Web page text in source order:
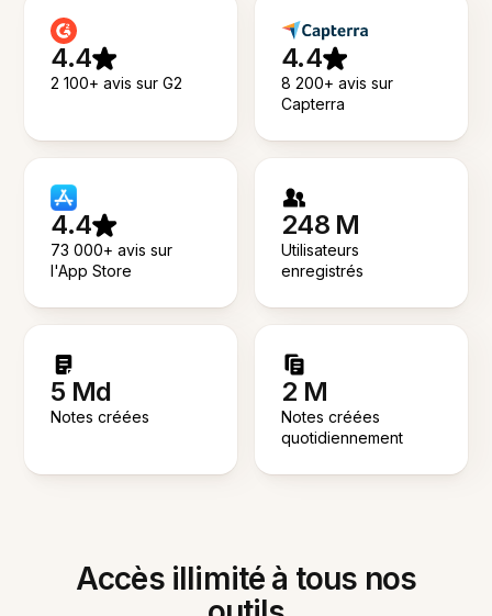
4.4
2 100+ avis sur G2
4.4
8 200+ avis sur
Capterra
4.4
73 000+ avis sur
l'App Store
248 M
Utilisateurs
enregistrés
5 Md
Notes créées
2 M
Notes créées
quotidiennement
Accès illimité à tous nos